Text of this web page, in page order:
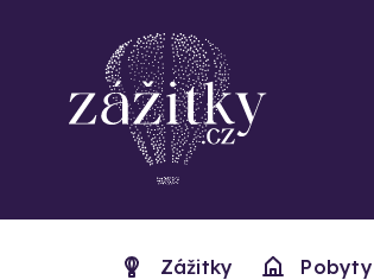
Zážitky Pobyty